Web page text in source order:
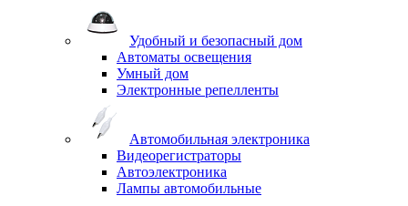
Удобный и безопасный дом
Автоматы освещения
Умный дом
Электронные репелленты
Автомобильная электроника
Видеорегистраторы
Автоэлектроника
Лампы автомобильные